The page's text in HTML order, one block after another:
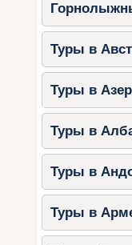
Горки
и
Laguna
Зоны
для
2.
Дубай
тематических
возраста.
Туры в
Туры в
Туры в
Туры в
Туры в